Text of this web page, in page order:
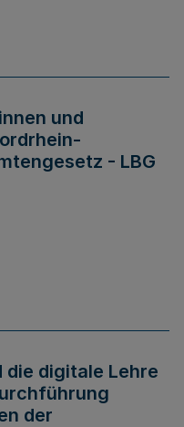
und
- LBG
digitale Lehre
der